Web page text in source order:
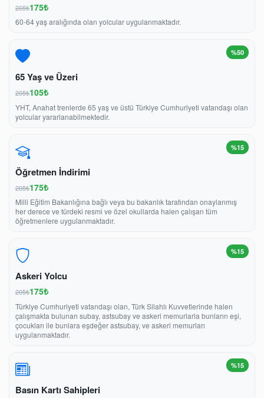
205₺175₺
60-64 yaş aralığında olan yolcular uygulanmaktadır.
%50
65 Yaş ve Üzeri
205₺105₺
YHT, Anahat trenlerde 65 yaş ve üstü Türkiye Cumhuriyeti vatandaşı olan
yolcular yararlanabilmektedir.
%15
Öğretmen İndirimi
205₺175₺
Milli Eğitim Bakanlığına bağlı veya bu bakanlık tarafından onaylanmış
her derece ve türdeki resmi ve özel okullarda halen çalışan tüm
öğretmenlere uygulanmaktadır.
%15
Askeri Yolcu
205₺175₺
Türkiye Cumhuriyeti vatandaşı olan, Türk Silahlı Kuvvetlerinde halen
çalışmakta bulunan subay, astsubay ve askeri memurlarla bunların eşi,
çocukları ile bunlara eşdeğer astsubay, ve askeri memurları
uygulanmaktadır.
%15
Basın Kartı Sahipleri